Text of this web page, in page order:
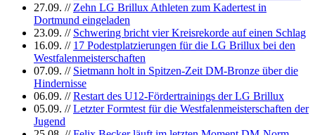
27.09. // Zehn LG Brillux Athleten zum Kadertest in
Dortmund eingeladen
23.09. // Schwering bricht vier Kreisrekorde auf einen Schlag
16.09. // 17 Podestplatzierungen für die LG Brillux bei den
Westfalenmeisterschaften
07.09. // Sietmann holt in Spitzen-Zeit DM-Bronze über die
Hindernisse
06.09. //Restart des U12-Fördertrainings der LG Brillux
05.09. //Letzter Formtest für die Westfalenmeisterschaften der
Jugend